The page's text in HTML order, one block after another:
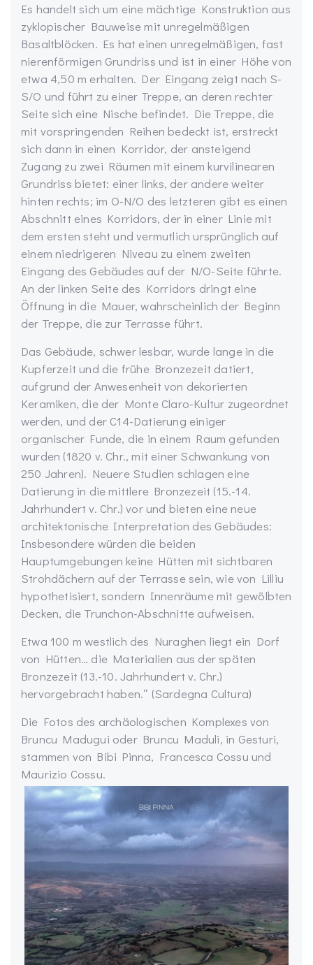
Es handelt sich um eine mächtige Konstruktion aus
zyklopischer Bauweise mit unregelmäßigen
Basaltblöcken. Es hat einen unregelmäßigen, fast
nierenförmigen Grundriss und ist in einer Höhe von
etwa 4,50 m erhalten. Der Eingang zeigt nach S-
S/O und führt zu einer Treppe, an deren rechter
Seite sich eine Nische befindet. Die Treppe, die
mit vorspringenden Reihen bedeckt ist, erstreckt
sich dann in einen Korridor, der ansteigend
Zugang zu zwei Räumen mit einem kurvilinearen
Grundriss bietet: einer links, der andere weiter
hinten rechts; im O-N/O des letzteren gibt es einen
Abschnitt eines Korridors, der in einer Linie mit
dem ersten steht und vermutlich ursprünglich auf
einem niedrigeren Niveau zu einem zweiten
Eingang des Gebäudes auf der N/O-Seite führte.
An der linken Seite des Korridors dringt eine
Öffnung in die Mauer, wahrscheinlich der Beginn
der Treppe, die zur Terrasse führt.
Das Gebäude, schwer lesbar, wurde lange in die
Kupferzeit und die frühe Bronzezeit datiert,
aufgrund der Anwesenheit von dekorierten
Keramiken, die der Monte Claro-Kultur zugeordnet
werden, und der C14-Datierung einiger
organischer Funde, die in einem Raum gefunden
wurden (1820 v. Chr., mit einer Schwankung von
250 Jahren). Neuere Studien schlagen eine
Datierung in die mittlere Bronzezeit (15.-14.
Jahrhundert v. Chr.) vor und bieten eine neue
architektonische Interpretation des Gebäudes:
Insbesondere würden die beiden
Hauptumgebungen keine Hütten mit sichtbaren
Strohdächern auf der Terrasse sein, wie von Lilliu
hypothetisiert, sondern Innenräume mit gewölbten
Decken, die Trunchon-Abschnitte aufweisen.
Etwa 100 m westlich des Nuraghen liegt ein Dorf
von Hütten… die Materialien aus der späten
Bronzezeit (13.-10. Jahrhundert v. Chr.)
hervorgebracht haben.“ (Sardegna Cultura)
Die Fotos des archäologischen Komplexes von
Bruncu Madugui oder Bruncu Maduli, in Gesturi,
stammen von Bibi Pinna, Francesca Cossu und
Maurizio Cossu.